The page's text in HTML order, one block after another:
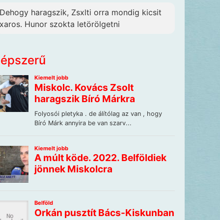
haragszik, Zsxlti orra mondig kicsit
Hunor szokta letörölgetni